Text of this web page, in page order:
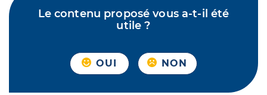
Le contenu proposé vous a-t-il été
utile ?
OUI NON